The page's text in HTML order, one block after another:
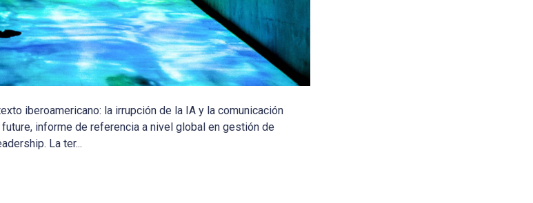
iberoamericano: la irrupción de la IA y la comunicación
informe de referencia a nivel global en gestión de
La ter...